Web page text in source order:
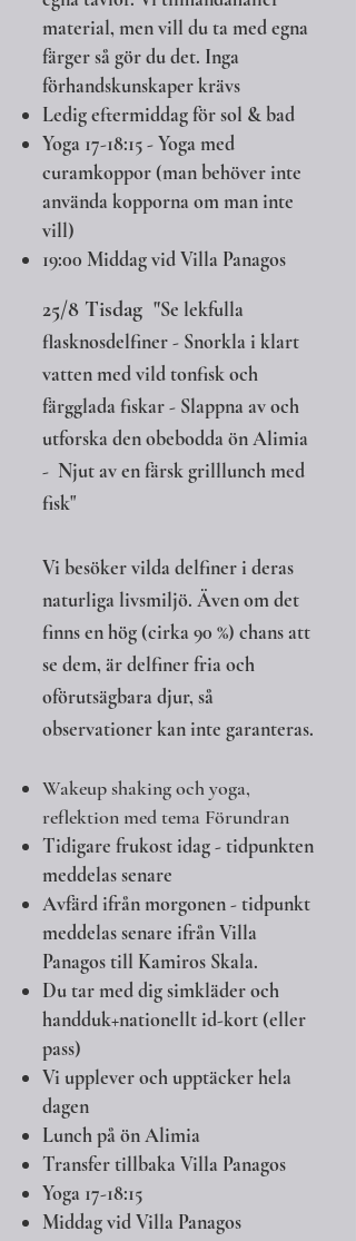
material, men vill du ta med egna
färger så gör du det. Inga
förhandskunskaper krävs
Ledig eftermiddag för sol & bad
Yoga 17-18:15 - Yoga med
curamkoppor (man behöver inte
använda kopporna om man inte
vill)
19:00 Middag vid Villa Panagos
25/8 Tisdag "Se lekfulla
flasknosdelfiner - Snorkla i klart
vatten med vild tonfisk och
färgglada fiskar - Slappna av och
utforska den obebodda ön Alimia
- Njut av en färsk grilllunch med
fisk"
Vi besöker vilda delfiner i deras
naturliga livsmiljö. Även om det
finns en hög (cirka 90 %) chans att
se dem, är delfiner fria och
oförutsägbara djur, så
observationer kan inte garanteras.
Wakeup shaking och yoga,
reflektion med tema Förundran
Tidigare frukost idag - tidpunkten
meddelas senare
Avfärd ifrån morgonen - tidpunkt
meddelas senare ifrån Villa
Panagos till Kamiros Skala.
Du tar med dig simkläder och
handduk+nationellt id-kort (eller
pass)
Vi upplever och upptäcker hela
dagen​
Lunch på ön Alimia
Transfer tillbaka Villa Panagos
Yoga 17-18:15
Middag vid Villa Panagos